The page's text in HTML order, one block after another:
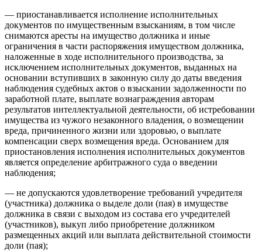
— приостанавливается исполнение исполнительных
документов по имущественным взысканиям, в том числе
снимаются аресты на имущество должника и иные
ограничения в части распоряжения имуществом должника,
наложенные в ходе исполнительного производства, за
исключением исполнительных документов, выданных на
основании вступивших в законную силу до даты введения
наблюдения судебных актов о взыскании задолженности по
заработной плате, выплате вознаграждения авторам
результатов интеллектуальной деятельности, об истребовании
имущества из чужого незаконного владения, о возмещении
вреда, причиненного жизни или здоровью, о выплате
компенсации сверх возмещения вреда. Основанием для
приостановления исполнения исполнительных документов
является определение арбитражного суда о введении
наблюдения;
— не допускаются удовлетворение требований учредителя
(участника) должника о выделе доли (пая) в имуществе
должника в связи с выходом из состава его учредителей
(участников), выкуп либо приобретение должником
размещенных акций или выплата действительной стоимости
доли (пая);